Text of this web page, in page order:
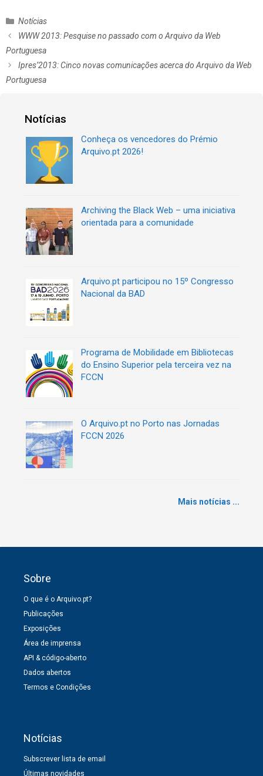
C
a
g
o
Notícias
N
a
g
WWW 2013: Pesquise no passado com o Arquivo da Web
Portuguesa
Ipres’2013: Cinco novas comunicações acerca do Arquivo da Web
Portuguesa
Notícias
Conheça os vencedores do Prémio
Arquivo.pt 2026!
Archiving the Black Web – uma iniciativa
orientada para a comunidade
Arquivo.pt participou no 15º Congresso
Nacional da BAD
Programa de Mobilidade em Bibliotecas
do Ensino Superior pela terceira vez na
FCCN
O Arquivo.pt no Porto nas Jornadas
FCCN 2026
Mais notícias ...
Sobre
O que é o Arquivo.pt?
Publicações
Exposições
Área de imprensa
API & código-aberto
Dados abertos
Termos e Condições
Notícias
Subscrever lista de email
Últimas novidades